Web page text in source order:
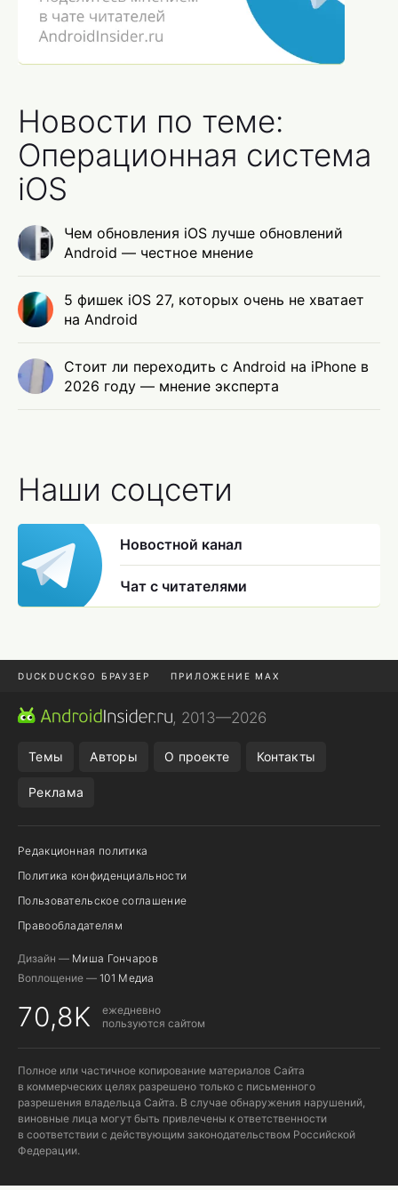
Новости по теме:
Операционная система
iOS
Чем обновления iOS лучше обновлений
Android — честное мнение
5 фишек iOS 27, которых очень не хватает
на Android
Стоит ли переходить с Android на iPhone в
2026 году — мнение эксперта
Наши соцсети
Новостной канал
Чат с читателями
DUCKDUCKGO БРАУЗЕР ПРИЛОЖЕНИЕ MAX
ПРИЛОЖЕНИЯ ANDROID
, 2013—2026
Темы Авторы О проекте Контакты
Реклама
Редакционная политика
Политика конфиденциальности
Пользовательское соглашение
Правообладателям
Дизайн — Миша Гончаров
Воплощение — 101 Медиа
70,8K
ежедневно
пользуются сайтом
Полное или частичное копирование материалов Сайта
в коммерческих целях разрешено только с письменного
разрешения владельца Сайта. В случае обнаружения нарушений,
виновные лица могут быть привлечены к ответственности
в соответствии с действующим законодательством Российской
Федерации.